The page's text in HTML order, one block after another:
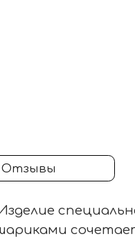
Отзывы